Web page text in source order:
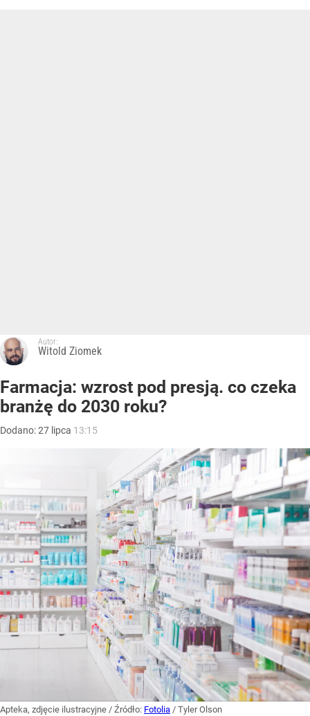
Autor:
Witold Ziomek
Farmacja: wzrost pod presją. co czeka
branżę do 2030 roku?
Dodano:27 lipca 13:15
Apteka, zdjęcie ilustracyjne / Źródło: Fotolia / Tyler Olson